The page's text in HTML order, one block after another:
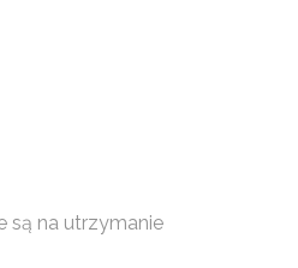
są na utrzymanie